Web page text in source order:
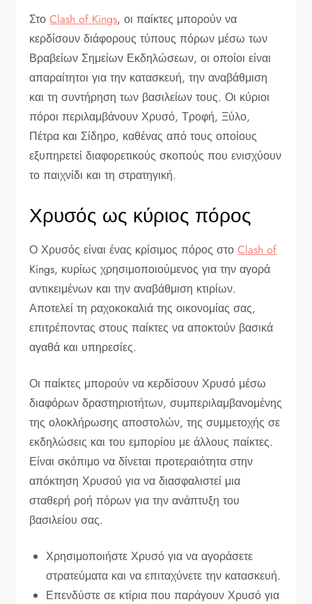
ΣτοClash of Kings, οι παίκτες μπορούν να
κερδίσουν διάφορους τύπους πόρων μέσω των
Βραβείων Σημείων Εκδηλώσεων, οι οποίοι είναι
απαραίτητοι για την κατασκευή, την αναβάθμιση
και τη συντήρηση των βασιλείων τους. Οι κύριοι
πόροι περιλαμβάνουν Χρυσό, Τροφή, Ξύλο,
Πέτρα και Σίδηρο, καθένας από τους οποίους
εξυπηρετεί διαφορετικούς σκοπούς που ενισχύουν
το παιχνίδι και τη στρατηγική.
Χρυσός ως κύριος πόρος
Ο Χρυσός είναι ένας κρίσιμος πόρος στοClash of
Kings, κυρίως χρησιμοποιούμενος για την αγορά
αντικειμένων και την αναβάθμιση κτιρίων.
Αποτελεί τη ραχοκοκαλιά της οικονομίας σας,
επιτρέποντας στους παίκτες να αποκτούν βασικά
αγαθά και υπηρεσίες.
Οι παίκτες μπορούν να κερδίσουν Χρυσό μέσω
διαφόρων δραστηριοτήτων, συμπεριλαμβανομένης
της ολοκλήρωσης αποστολών, της συμμετοχής σε
εκδηλώσεις και του εμπορίου με άλλους παίκτες.
Είναι σκόπιμο να δίνεται προτεραιότητα στην
απόκτηση Χρυσού για να διασφαλιστεί μια
σταθερή ροή πόρων για την ανάπτυξη του
βασιλείου σας.
Χρησιμοποιήστε Χρυσό για να αγοράσετε
στρατεύματα και να επιταχύνετε την κατασκευή.
Επενδύστε σε κτίρια που παράγουν Χρυσό για